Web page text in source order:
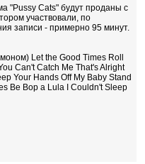
"Pussy Cats" будут проданы с
участвовали, по
записи - примерно 95 минут.
Let the Good Times Roll
Can't Catch Me That's Alright
Your Hands Off My Baby Stand
Be Bop a Lula I Couldn't Sleep